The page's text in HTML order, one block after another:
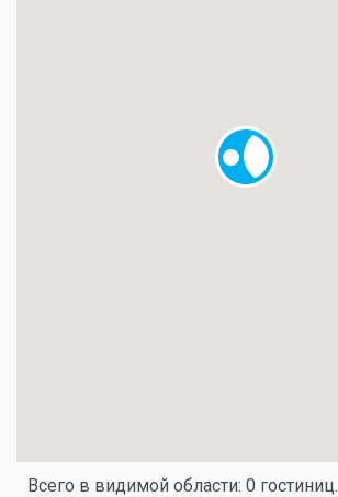
Всего в видимой области: 0 гостиниц.